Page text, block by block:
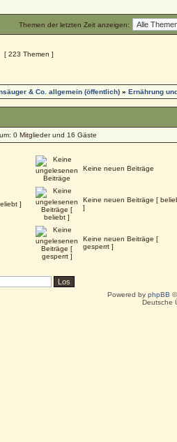
Themen der letzten Zeit anzeigen:
[ 223 Themen ]
& Co. allgemein (öffentlich) »Ernährung
0 Mitglieder und 16 Gäste
Keine neuen Beiträge
]
Keine neuen Beiträge [
]
Keine neuen Beiträge [
gesperrt ]
Powered by phpBB
Deutsche